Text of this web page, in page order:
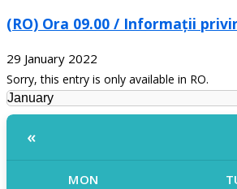
(RO) Ora 09.00 / Informații
29 January 2022
Sorry, this entry is only available in RO.
«
MON